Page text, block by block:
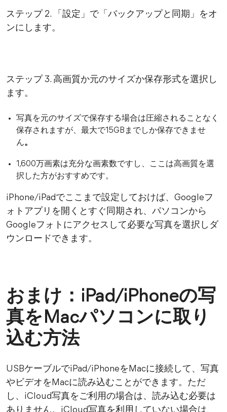
ステップ 2. 「設定」で「バックアップと同期」をオ
ンにします。
ステップ 3. 高画質か元のサイズか保存形式を選択し
ます。
写真を元のサイズで保存する場合は圧縮されることなく
保存されますが、最大で15GBまでしか保存できませ
ん。
1,600万画素は充分な画素数ですし、ここは高画質を選
択した方がおすすめです。
iPhone/iPadでここまで設定しておけば、Googleフ
ォトアプリを開くとすぐ同期され、パソコンから
Googleフォトにアクセスして必要な写真を選択しダ
ウンロードできます。
おまけ：iPad/iPhoneの写
真をMacパソコンに取り
込む方法
USBケーブルでiPad/iPhoneをMacに接続して、写真
やビデオをMacに読み込むことができます。ただ
し、iCloud写真をご利用の場合は、読み込む必要は